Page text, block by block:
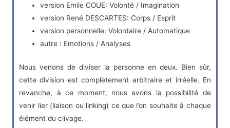
version Emile COUE: Volonté / Imagination
version René DESCARTES: Corps / Esprit
version personnelle: Volontaire / Automatique
autre : Emotions / Analyses
Nous venons de diviser la personne en deux. Bien sûr,
cette division est complètement arbitraire et irréelle. En
revanche, à ce moment, nous avons la possibilité de
venir lier (liaison ou linking) ce que l’on souhaite à chaque
élément du clivage.